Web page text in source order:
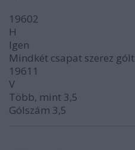
19602
H
Igen
Mindkét csapat szerez gólt
19611
V
Több, mint 3,5
Gólszám 3,5